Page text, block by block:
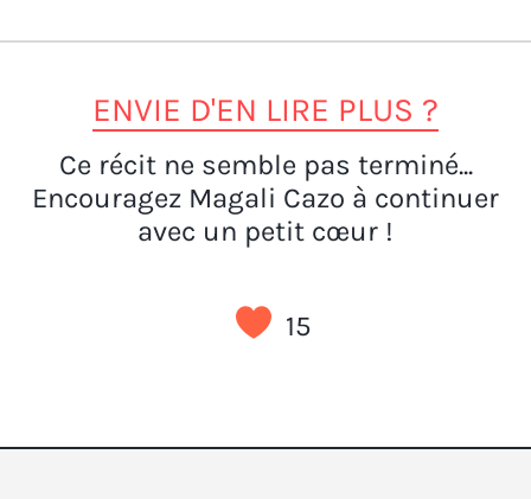
ENVIE D'EN LIRE PLUS ?
Ce récit ne semble pas terminé...
Encouragez Magali Cazo à continuer
avec un petit cœur !
15